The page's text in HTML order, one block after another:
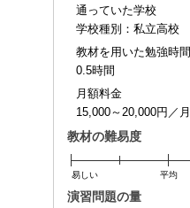
通っていた学校
学校種別：私立高校
教材を用いた勉強時間
0.5時間
月額料金
15,000～20,000円／月
教材の難易度
易しい 平均
演習問題の量